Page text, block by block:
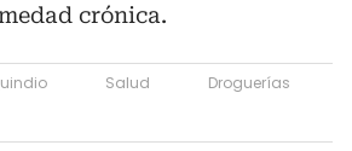
crónica.
Salud
Droguerías